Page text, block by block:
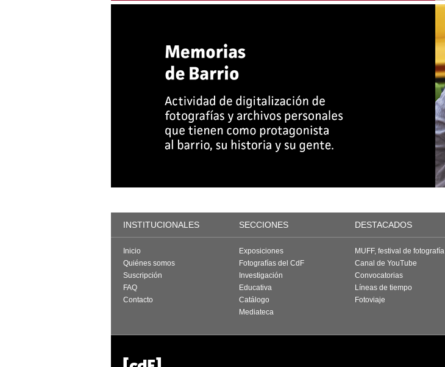
INSTITUCIONALES SECCIONES DESTACADOS
Inicio
Quiénes somos
Suscripción
FAQ
Contacto
Exposiciones
Fotografías del CdF
Investigación
Educativa
Catálogo
Mediateca
MUFF, festival de fotografía
Canal de YouTube
Convocatorias
Líneas de tiempo
Fotoviaje